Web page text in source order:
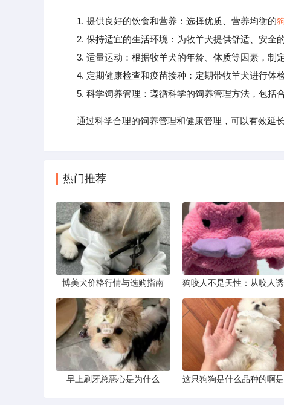
1. 提供良好的饮食和营养：选择优质、营养均衡的
2. 保持适宜的生活环境：为牧羊犬提供舒适、安全的
3. 适量运动：根据牧羊犬的年龄、体质等因素，制定
4. 定期健康检查和疫苗接种：定期带牧羊犬进行体检
5. 科学饲养管理：遵循科学的饲养管理方法，包括合
通过科学合理的饲养管理和健康管理，可以有效延
热门推荐
博美犬价格行情与选购指南
早上刷牙总恶心是为什么